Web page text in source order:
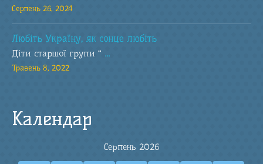
Серпень 26, 2024
Любіть Україну, як сонце любіть
Діти старшої групи “ ...
Травень 8, 2022
Календар
Серпень 2026